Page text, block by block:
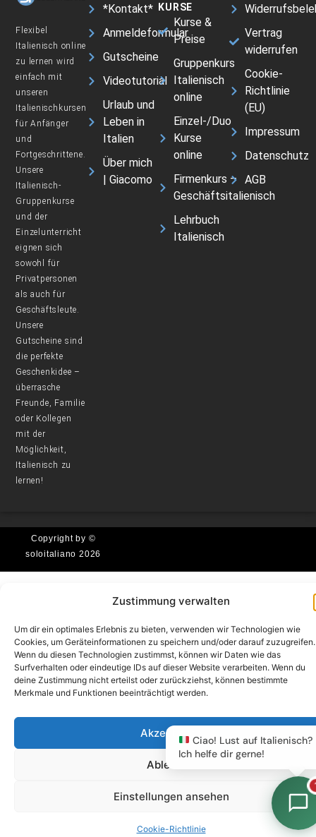
Zustimmung verwalten
Um dir ein optimales Erlebnis zu bieten, verwenden wir Technologien wie
Cookies, um Geräteinformationen zu speichern und/oder darauf zuzugreifen.
Wenn du diesen Technologien zustimmst, können wir Daten wie das
Surfverhalten oder eindeutige IDs auf dieser Website verarbeiten. Wenn du
deine Zustimmung nicht erteilst oder zurückziehst, können bestimmte
Merkmale und Funktionen beeinträchtigt werden.
Akzeptieren
Ablehnen
Einstellungen ansehen
Cookie-Richtlinie
Flexibel
Italienisch online
zu lernen wird
einfach mit
unseren
Italienischkursen
für Anfänger
und
Fortgeschrittene.
Unsere
Italienisch-
Gruppenkurse
und der
Einzelunterricht
eignen sich
sowohl für
Privatpersonen
als auch für
Geschäftsleute.
Unsere
Gutscheine sind
die perfekte
Geschenkidee –
überrasche
Freunde, Familie
oder Kollegen
mit der
Möglichkeit,
Italienisch zu
lernen!
*Kontakt*
Anmeldeformular
Gutscheine
Videotutorial
Urlaub und
Leben in
Italien
Über mich
| Giacomo
KURSE
Kurse &
Preise
Gruppenkurs
Italienisch
online
Einzel-/Duo
Kurse
online
Firmenkurs –
Geschäftsitalienisch
Lehrbuch
Italienisch
Vertrag
widerrufen
Cookie-
Richtlinie
(EU)
Impressum
Datenschutz
AGB
Copyright by ©
soloitaliano 2026
Ciao! Lust auf Italienisch?
Ich helfe dir gerne!